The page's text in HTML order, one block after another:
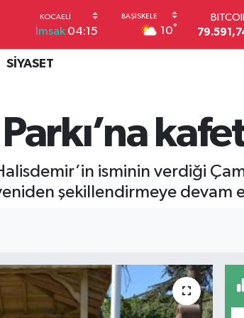
İmsak 04:15 10°
61,60380
SİYASET
isminin verdiği
şekillendirmeye devam